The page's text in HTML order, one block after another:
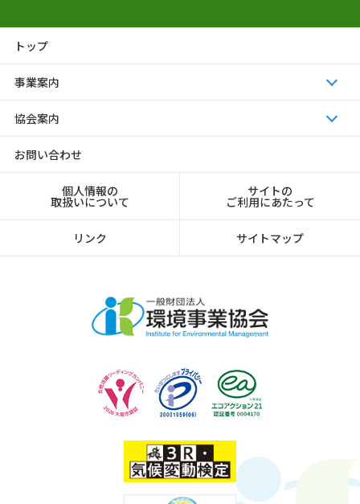
トップ
事業案内
協会案内
お問い合わせ
個人情報の
取扱いについて
サイトの
ご利用にあたって
リンク サイトマップ